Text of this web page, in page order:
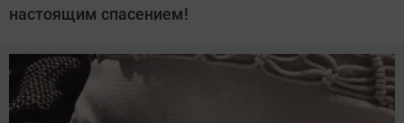
настоящим спасением!